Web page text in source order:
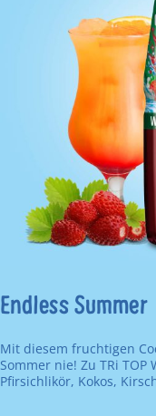
Endless Summer
Mit diesem fruchtigen
Sommer nie! Zu TRi
Pfirsichlikör, Kokos,